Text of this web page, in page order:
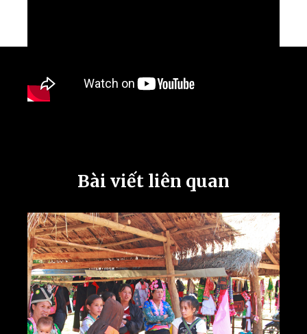
Bài viết liên quan